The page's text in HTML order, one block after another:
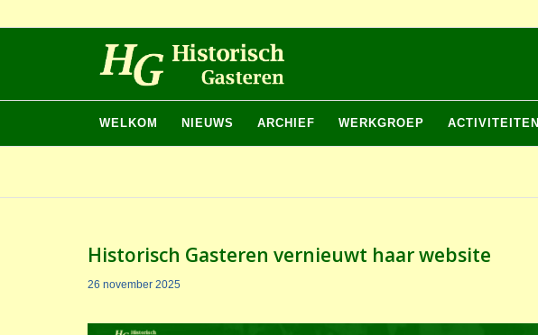
WELKOM NIEUWS ARCHIEF WERKGROEP ACTIVITEITEN
Historisch Gasteren vernieuwt haar website
26 november 2025